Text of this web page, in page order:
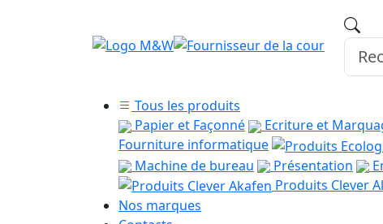
Tous les produits
Papier et Façonné
Ecriture et
Fourniture informatique
Machine de bureau
Présentation
Produits Clever
Nos marques